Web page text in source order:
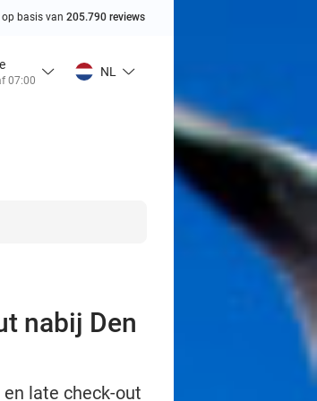
op basis van 205.790 reviews
07:00
NL
nabij Den
late check-out